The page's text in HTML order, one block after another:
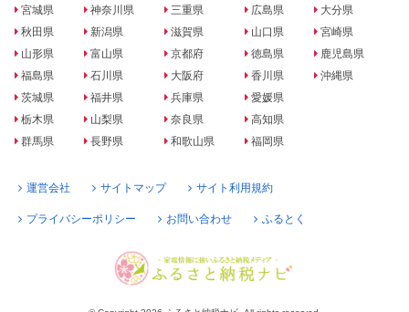
宮城県
秋田県
山形県
福島県
茨城県
栃木県
群馬県
神奈川県
新潟県
富山県
石川県
福井県
山梨県
長野県
三重県
滋賀県
京都府
大阪府
兵庫県
奈良県
和歌山県
広島県
山口県
徳島県
香川県
愛媛県
高知県
福岡県
大分県
宮崎県
鹿児島県
沖縄県
運営会社 サイトマップ サイト利用規約
プライバシーポリシー お問い合わせ ふるとく